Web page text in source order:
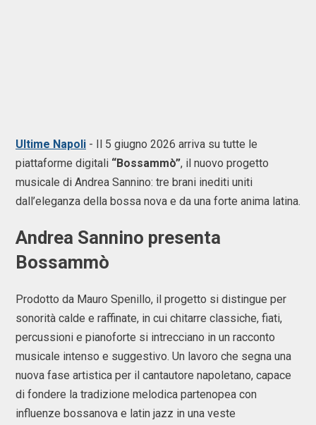
Ultime Napoli - Il 5 giugno 2026 arriva su tutte le
piattaforme digitali “Bossammò”, il nuovo progetto
musicale di Andrea Sannino: tre brani inediti uniti
dall’eleganza della bossa nova e da una forte anima latina.
Andrea Sannino presenta
Bossammò
Prodotto da Mauro Spenillo, il progetto si distingue per
sonorità calde e raffinate, in cui chitarre classiche, fiati,
percussioni e pianoforte si intrecciano in un racconto
musicale intenso e suggestivo. Un lavoro che segna una
nuova fase artistica per il cantautore napoletano, capace
di fondere la tradizione melodica partenopea con
influenze bossanova e latin jazz in una veste